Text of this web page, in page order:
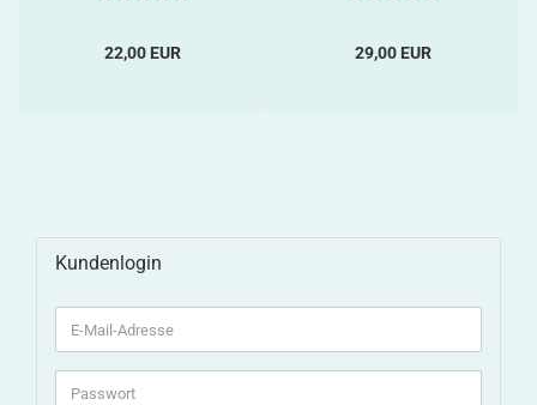
22,00 EUR 29,00 EUR
Kundenlogin